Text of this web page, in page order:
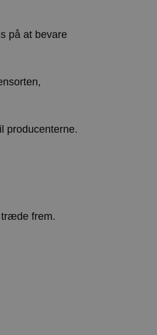
på at bevare
producenterne.
træde frem.